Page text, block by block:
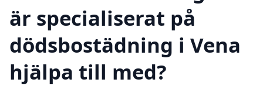
är specialiserat på
dödsbostädning i Vena
hjälpa till med?